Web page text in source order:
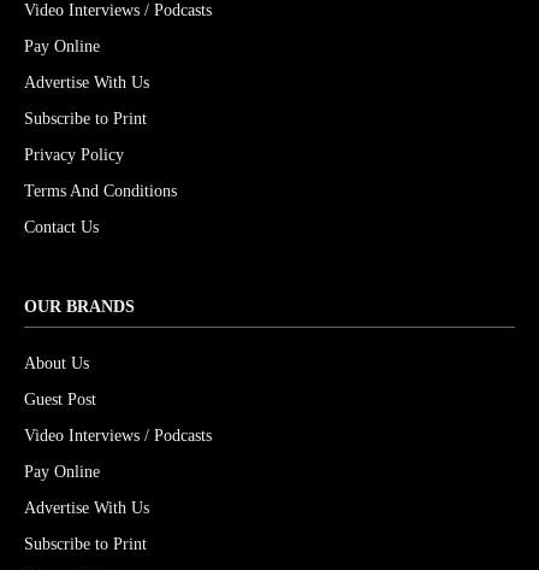
Video Interviews / Podcasts
Pay Online
Advertise With Us
Subscribe to Print
Privacy Policy
Terms And Conditions
Contact Us
OUR BRANDS
About Us
Guest Post
Video Interviews / Podcasts
Pay Online
Advertise With Us
Subscribe to Print